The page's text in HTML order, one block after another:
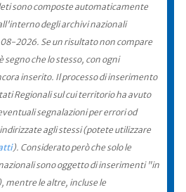
sono composte automaticamente
degli archivi nazionali
2026. Se un risultato non compare
che lo stesso, con ogni
inserito. Il processo di inserimento
Regionali sul cui territorio ha avuto
segnalazioni per errori od
agli stessi (potete utilizzare
). Considerato però che solo le
sono oggetto di inserimenti "in
mentre le altre, incluse le